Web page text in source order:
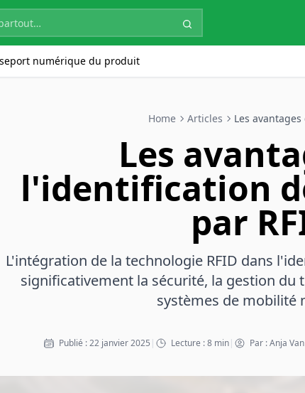
numérique du produit
Home Articles Les
Les
l'identification
par
L'intégration de la technologie RFID dans
significativement la sécurité, la gestion du
systèmes de mobilité
Publié : 22 janvier 2025 | Lecture : 8 min| Par : Anja